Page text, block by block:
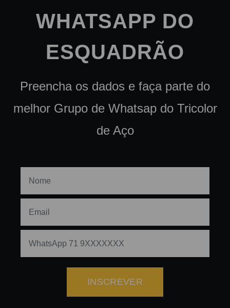
WHATSAPP DO
ESQUADRÃO
Preencha os dados e faça parte do
melhor Grupo de Whatsap do Tricolor
de Aço
INSCREVER